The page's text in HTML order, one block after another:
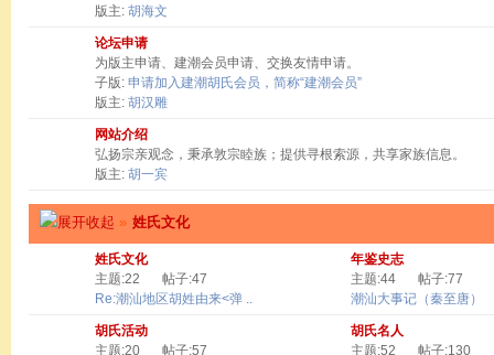
版主: 胡海文
论坛申请
为版主申请、建潮会员申请、交换友情申请。
子版: 申请加入建潮胡氏会员，简称“建潮会员”
版主: 胡汉雕
网站介绍
弘扬宗亲观念，秉承敦宗睦族；提供寻根索源，共享家族信息。
版主: 胡一宾
» 姓氏文化
姓氏文化
主题:22
帖子:47
Re:潮汕地区胡姓由来<弹 ..
年鉴史志
主题:44
帖子:77
潮汕大事记（秦至唐）
胡氏活动
主题:20
帖子:57
胡氏名人
主题:52
帖子:130